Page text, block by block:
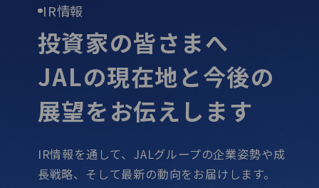
IR情報
投資家の皆さまへ
JALの現在地と今後の
展望をお伝えします
IR情報を通して、JALグループの企業姿勢や成
長戦略、そして最新の動向をお届けします。